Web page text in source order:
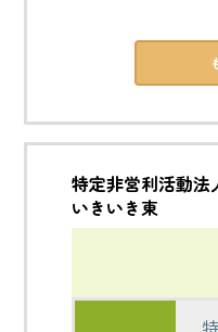
特定非営利活動
いきいき東